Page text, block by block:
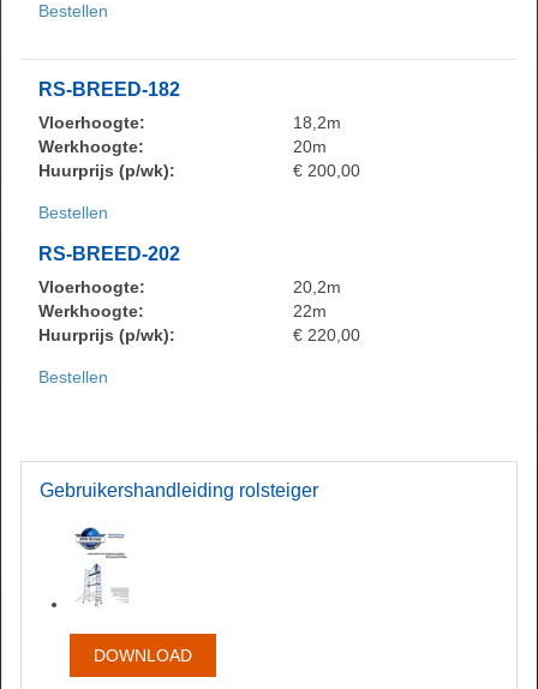
Bestellen
RS-BREED-182
Vloerhoogte:
18,2m
Werkhoogte:
20m
Huurprijs (p/wk):
€ 200,00
Bestellen
RS-BREED-202
Vloerhoogte:
20,2m
Werkhoogte:
22m
Huurprijs (p/wk):
€ 220,00
Bestellen
Gebruikershandleiding rolsteiger
DOWNLOAD